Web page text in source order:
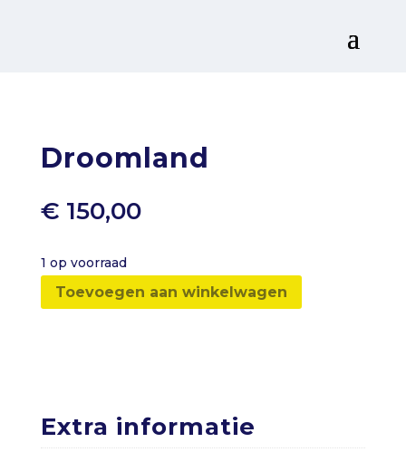
Droomland
€ 150,00
1 op voorraad
Toevoegen aan winkelwagen
Extra informatie